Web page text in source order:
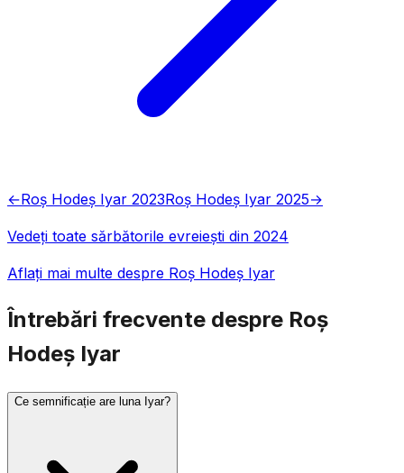
←Roș Hodeș Iyar 2023Roș Hodeș Iyar 2025→
Vedeți toate sărbătorile evreiești din 2024
Aflați mai multe despre Roș Hodeș Iyar
Întrebări frecvente despre Roș
Hodeș Iyar
Ce semnificație are luna Iyar?